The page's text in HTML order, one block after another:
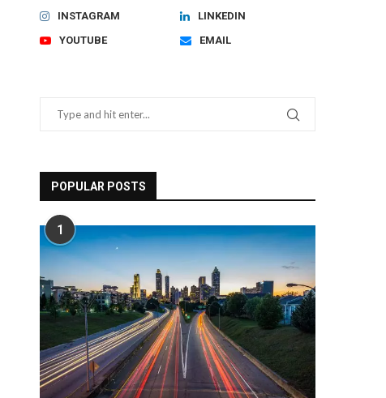
INSTAGRAM
LINKEDIN
YOUTUBE
EMAIL
POPULAR POSTS
1